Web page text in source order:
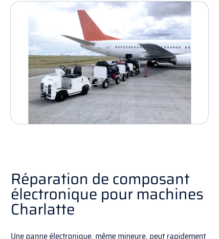
Réparation de composant
électronique pour machines
Charlatte
Une panne électronique, même mineure, peut rapidement